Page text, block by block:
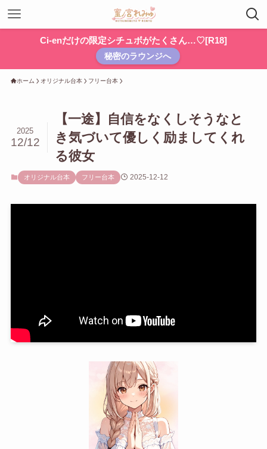
Ci-enだけの限定シチュボがたくさん…♡[R18]
秘密のラウンジへ
ホーム オリジナル台本 フリー台本
【一途】自信をなくしそうなと
き気づいて優しく励ましてくれ
る彼女
2025
12/12
オリジナル台本 フリー台本 2025-12-12